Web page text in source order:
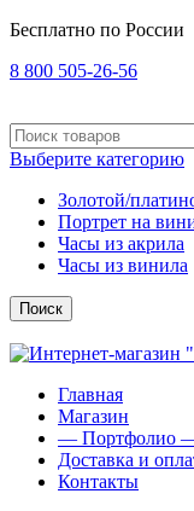
Бесплатно по России
8 800 505-26-56
Выберите категорию
Золотой/
Портрет на
Часы из акрила
Часы из винила
Поиск
Главная
Магазин
— Портфолио
Доставка и
Контакты